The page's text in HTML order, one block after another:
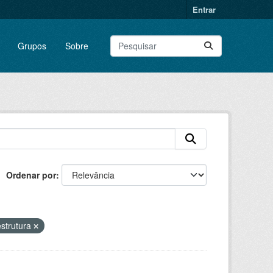
Entrar
Grupos Sobre
Ordenar por